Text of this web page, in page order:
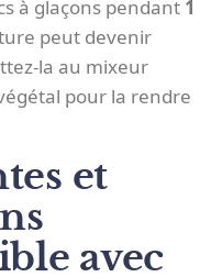
à glaçons pendant 1
peut devenir
la au mixeur
pour la rendre
et
avec